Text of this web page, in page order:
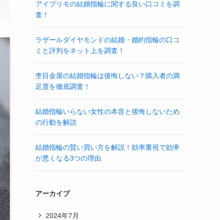
アイプリモの結婚指輪に関する良い口コミを調
査！
ラザールダイヤモンドの結婚・婚約指輪の口コ
ミと評判をネット上を調査！
杢目金屋の結婚指輪は後悔しない？購入者の満
足度を徹底調査！
結婚指輪いらない女性の本音と後悔しないため
の行動を解説
結婚指輪の賢い買い方を解説！効率重視で効率
が悪くなる3つの理由
アーカイブ
2024年7月